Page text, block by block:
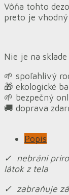
Vôňa tohto
preto je
Nie je na sklade
🌱 spoľahlivý
🎁 ekologické
🌱 bezpečný
🚚 doprava
Popis
✓ nebráni
látok z tela
✓ zabraňuje